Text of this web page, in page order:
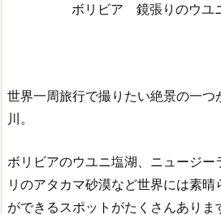
ボリビア 鏡張りのウユ
世界一周旅行で撮りたい絶景の一つ
川。
ボリビアのウユニ塩湖、ニュージー
リのアタカマ砂漠など世界には素晴
ができるスポットがたくさんありま